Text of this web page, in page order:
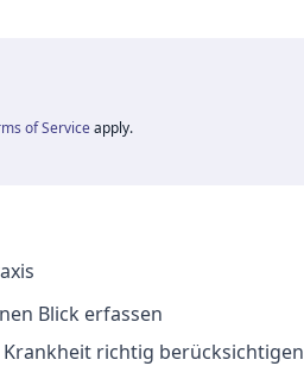
of Service apply.
Blick erfassen
richtig berücksichtigen